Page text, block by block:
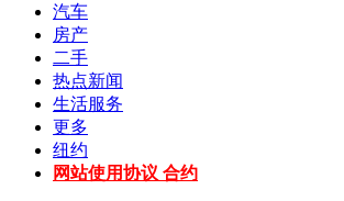
汽车
房产
二手
热点新闻
生活服务
更多
纽约
网站使用协议 合约